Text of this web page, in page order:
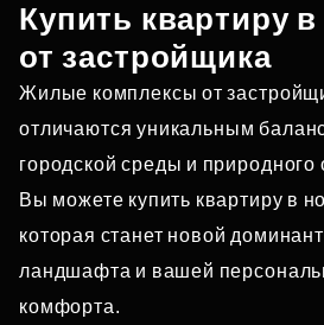
Купить квартиру
от застройщика
Жилые комплексы от
отличаются уникальным
городской среды и природного
Вы можете купить квартиру в
которая станет новой
ландшафта и вашей
комфорта.